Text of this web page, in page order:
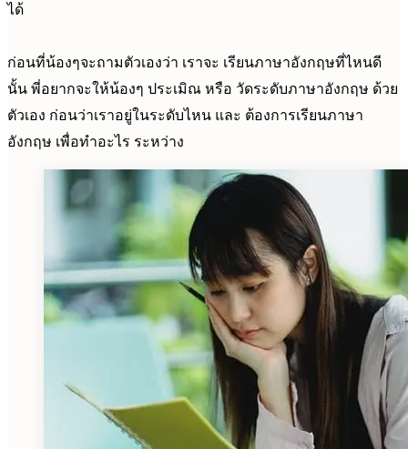
ได้
ก่อนที่น้องๆจะถามตัวเองว่า เราจะ เรียนภาษาอังกฤษที่ไหนดี
นั้น พี่อยากจะให้น้องๆ ประเมิณ หรือ วัดระดับภาษาอังกฤษ ด้วย
ตัวเอง ก่อนว่าเราอยู่ในระดับไหน และ ต้องการเรียนภาษา
อังกฤษ เพื่อทำอะไร ระหว่าง